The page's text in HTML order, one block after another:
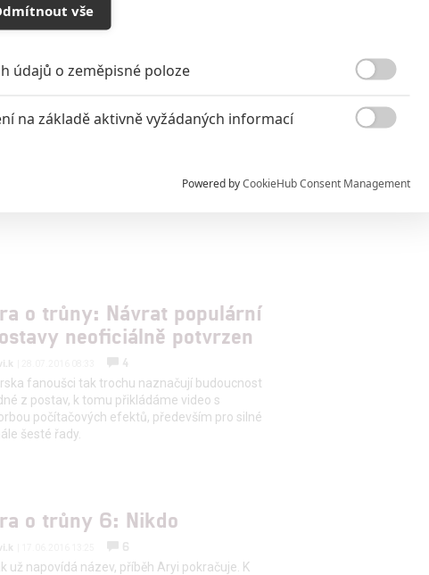
Wars: Poslední z Jediů, které přinášejí režisér
kapitánky Phasmy
fotek unikla předčasně, takže otevírejte,
jsou online.
o trůny: Návrat populární
neoficiálně potvrzen
4
fanoušci tak trochu naznačují budoucnost
z postav, k tomu přikládáme video s
počítačových efektů, především pro silné
šesté řady.
o trůny 6: Nikdo
6
už napovídá název, příběh Aryi pokračuje. K
vše
údajů o zeměpisné poloze
na základě aktivně vyžádaných informací
k informacím v zařízení

omezených údajích a měření reklamy
měření obsahu, průzkum publika a vývoj
a funkcemi zde uvedenými dáváte nám i našim partnerům
předcházení a zjišťování podvodů a odstraňování chyb,
reklamy a obsahu
Powered byCookieHub Consent Management